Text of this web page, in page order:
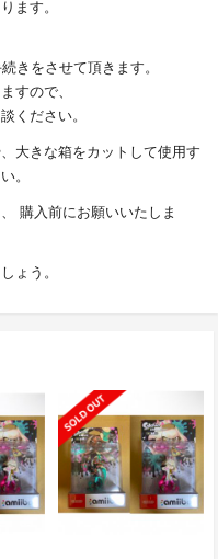
ます。
きをさせて頂きます。
すので、
ください。
大きな箱をカットして使用す
。
購入前にお願いいたしま
ょう。